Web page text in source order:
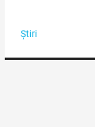
Știri